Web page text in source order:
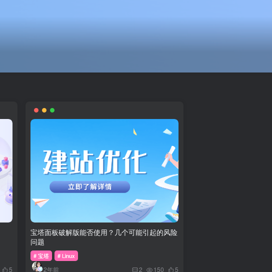
5
宝塔面板破解版能否使用？几个可能引起的风险
问题
# 宝塔 # Linux
2年前 2 150 5